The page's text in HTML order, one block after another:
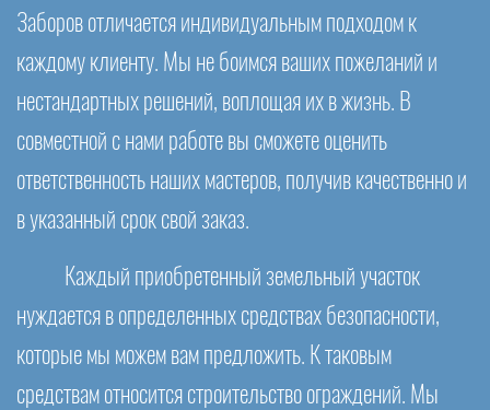
Заборов отличается индивидуальным подходом к
каждому клиенту. Мы не боимся ваших пожеланий и
нестандартных решений, воплощая их в жизнь. В
совместной с нами работе вы сможете оценить
ответственность наших мастеров, получив качественно и
в указанный срок свой заказ.
Каждый приобретенный земельный участок
нуждается в определенных средствах безопасности,
которые мы можем вам предложить. К таковым
средствам относится строительство ограждений. Мы